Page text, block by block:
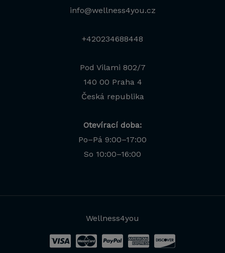
info@wellness4you.cz
+420234688448
Pod Vilami 802/7
140 00 Praha 4
Česká republika
Otevírací doba:
Po–Pá 9:00–17:00
So 10:00–16:00
Wellness4you